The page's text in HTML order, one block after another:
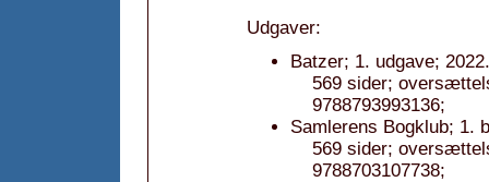
Udgaver:
Batzer; 1. udgave; 2022.
569 sider;
9788793993136;
Samlerens Bogklub; 1.
569 sider;
9788703107738;